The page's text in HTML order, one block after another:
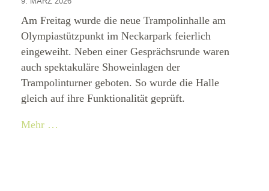
Am Freitag wurde die neue Trampolinhalle am
Olympiastützpunkt im Neckarpark feierlich
eingeweiht. Neben einer Gesprächsrunde waren
auch spektakuläre Showeinlagen der
Trampolinturner geboten. So wurde die Halle
gleich auf ihre Funktionalität geprüft.
Mehr …